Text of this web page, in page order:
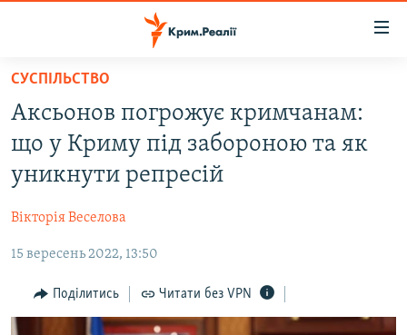
Перейти
основного
матеріалу
Перейти
до
основної
навігації
Перейти
пошуку
ВІДЕО ТА ФОТО
БЛОГИ
ПОГЛЯД
ІНТЕРВ'Ю
ВСЕ ЗА ДЕНЬ
СУСПІЛЬСТВО
Аксьонов погрожує кримчанам:
що у Криму під забороною та як
уникнути репресій
Вікторія Веселова
15 вересень 2022, 13:50
Поділитись Читати без VPN